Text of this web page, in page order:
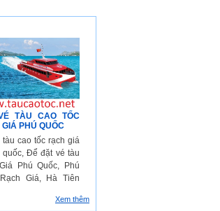
TÀU CAO TỐC
GIÁ PHÚ QUỐC
cao tốc rạch giá
quốc, Để đặt vé tàu
Phú Quốc, Phú
Giá, Hà Tiên
khách hãy điền
Xem thêm